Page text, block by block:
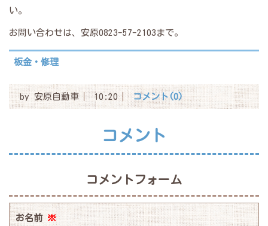
い。
お問い合わせは、安原0823-57-2103まで。
板金・修理
by安原自動車 10:20 コメント(0)
コメント
コメントフォーム
お名前 ※